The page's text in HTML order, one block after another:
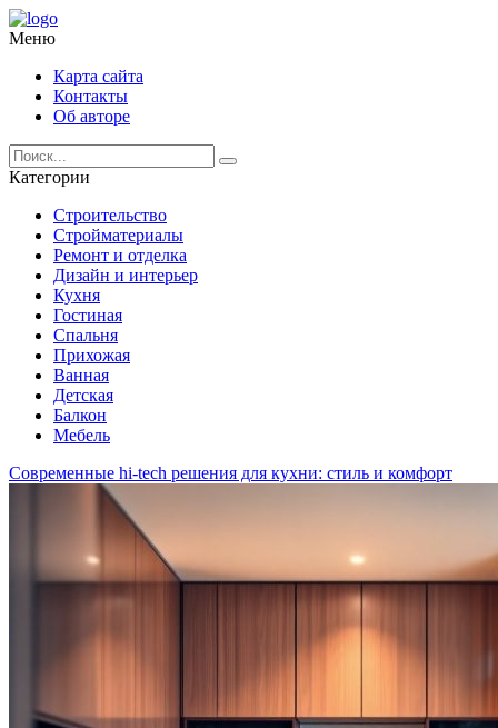
Меню
Карта сайта
Контакты
Об авторе
Категории
Строительство
Стройматериалы
Ремонт и отделка
Дизайн и интерьер
Кухня
Гостиная
Спальня
Прихожая
Ванная
Детская
Балкон
Мебель
Современные hi-tech решения для кухни: стиль и комфорт